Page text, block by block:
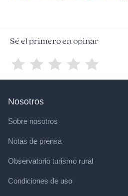
Sé el primero en opinar
Nosotros
Sobre nosotros
Notas de prensa
Observatorio turismo rural
Condiciones de uso